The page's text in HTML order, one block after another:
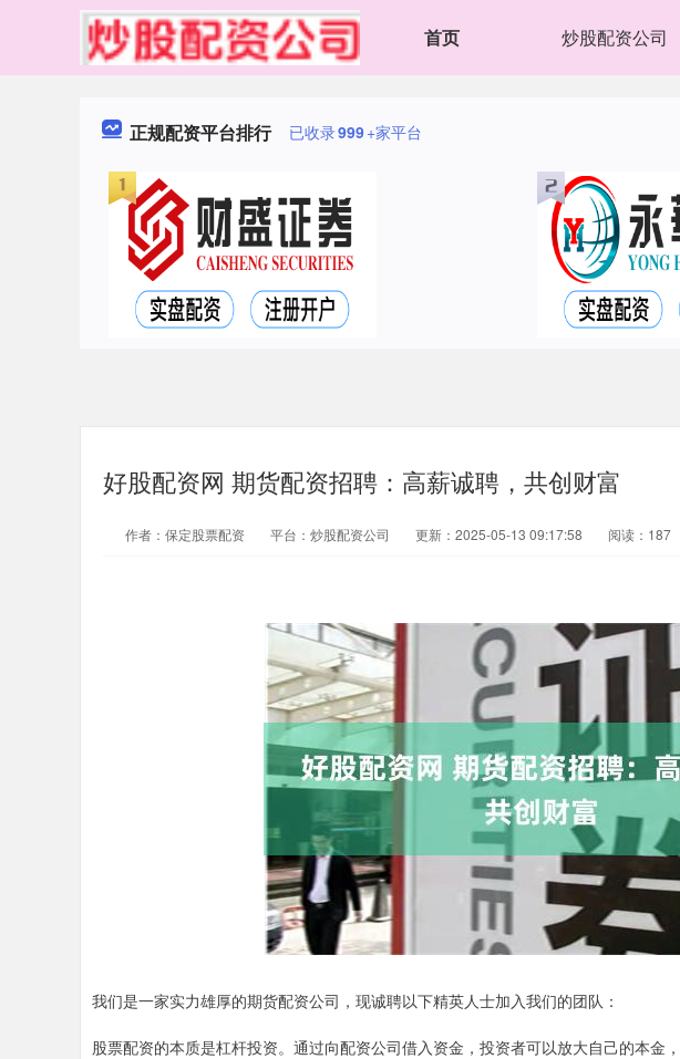
首页 炒股配资公司
正规配资平台排行 已收录999+家平台
好股配资网 期货配资招聘：高薪诚聘，共创财富
作者：保定股票配资 平台：炒股配资公司 更新：2025-05-13 09:17:58 阅读：187
我们是一家实力雄厚的期货配资公司，现诚聘以下精英人士加入我们的团队：
股票配资的本质是杠杆投资。通过向配资公司借入资金，投资者可以放大自己的本金